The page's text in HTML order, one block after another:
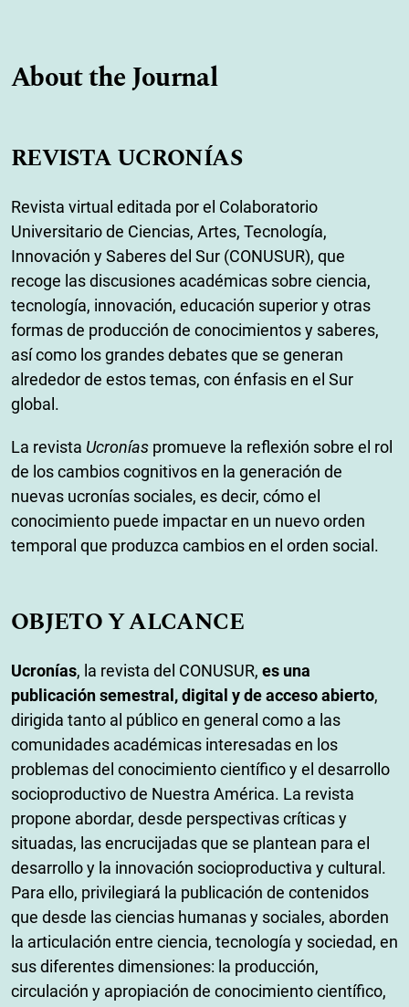
About the Journal
REVISTA UCRONÍAS
Revista virtual editada por el Colaboratorio
Universitario de Ciencias, Artes, Tecnología,
Innovación y Saberes del Sur (CONUSUR), que
recoge las discusiones académicas sobre ciencia,
tecnología, innovación, educación superior y otras
formas de producción de conocimientos y saberes,
así como los grandes debates que se generan
alrededor de estos temas, con énfasis en el Sur
global.
La revista Ucronías promueve la reflexión sobre el rol
de los cambios cognitivos en la generación de
nuevas ucronías sociales, es decir, cómo el
conocimiento puede impactar en un nuevo orden
temporal que produzca cambios en el orden social.
OBJETO Y ALCANCE
Ucronías, la revista del CONUSUR, es una
publicación semestral, digital y de acceso abierto,
dirigida tanto al público en general como a las
comunidades académicas interesadas en los
problemas del conocimiento científico y el desarrollo
socioproductivo de Nuestra América. La revista
propone abordar, desde perspectivas críticas y
situadas, las encrucijadas que se plantean para el
desarrollo y la innovación socioproductiva y cultural.
Para ello, privilegiará la publicación de contenidos
que desde las ciencias humanas y sociales, aborden
la articulación entre ciencia, tecnología y sociedad, en
sus diferentes dimensiones: la producción,
circulación y apropiación de conocimiento científico,